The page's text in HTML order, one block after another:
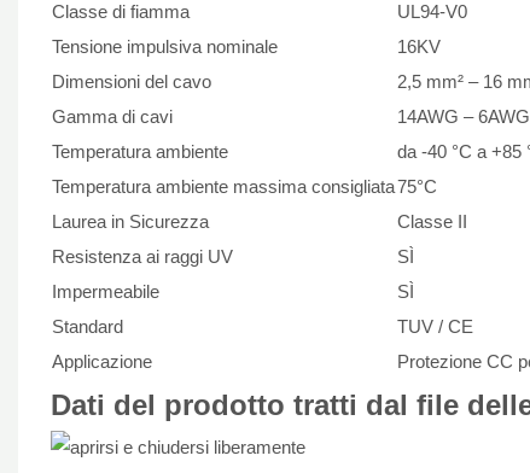
Classe di fiamma
UL94-V0
Tensione impulsiva nominale
16KV
Dimensioni del cavo
2,5 mm² – 16
Gamma di cavi
14AWG – 6AWG
Temperatura ambiente
da -40 °C a +85
Temperatura ambiente massima consigliata75°C
Laurea in Sicurezza
Classe II
Resistenza ai raggi UV
SÌ
Impermeabile
SÌ
Standard
TUV / CE
Applicazione
Protezione CC
Dati del prodotto tratti dal file